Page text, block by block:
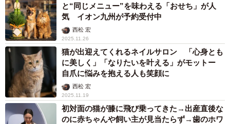
と“同じメニュー”を味わえる「おせち」が人
気 イオン九州が予約受付中
西松 宏
2025.11.26
猫が出迎えてくれるネイルサロン 「心身とも
に美しく」「なりたいを叶える」がモットー
自爪に悩みを抱える人も笑顔に
西松 宏
2025.11.19
初対面の猫が膝に飛び乗ってきた→出産直後な
のに赤ちゃんや飼い主が見当たらず→歯のホワ